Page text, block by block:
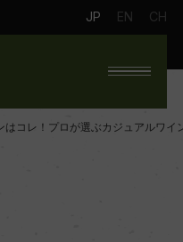
JP EN CH
はコレ！プロが選ぶカジュアルワイ